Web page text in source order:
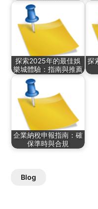
探索2025年的最佳娛
樂城體驗：指南與推薦
探
企業納稅申報指南：確
保準時與合規
Blog